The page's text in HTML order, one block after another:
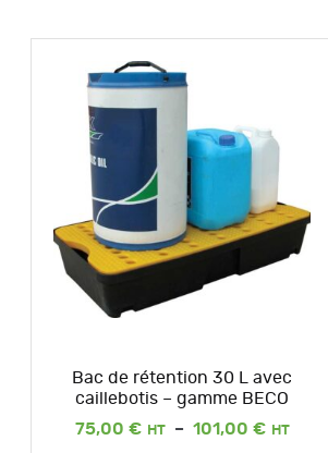
Bac de rétention 30 L avec
caillebotis – gamme BECO
75,00 € – 101,00 €
Plage